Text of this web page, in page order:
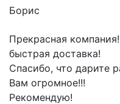
Борис
Прекрасная
быстрая доставка!
Спасибо, что дарите
Вам огромное!!!
Рекомендую!